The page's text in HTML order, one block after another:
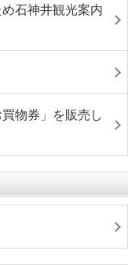
石神井観光案内
物券」を販売し